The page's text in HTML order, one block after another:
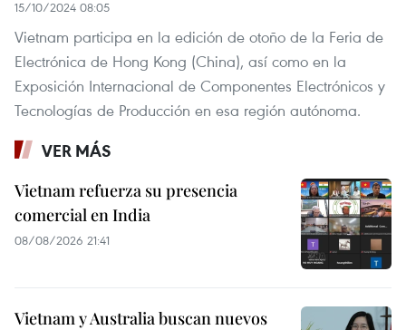
15/10/2024 08:05
Vietnam participa en la edición de otoño de la Feria de
Electrónica de Hong Kong (China), así como en la
Exposición Internacional de Componentes Electrónicos y
Tecnologías de Producción en esa región autónoma.
VER MÁS
Vietnam refuerza su presencia
comercial en India
08/08/2026 21:41
Vietnam y Australia buscan nuevos